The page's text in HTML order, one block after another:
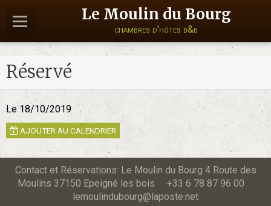
Le Moulin du Bourg
chambres d'hôtes b&b
Réservé
Le 18/10/2019
AJOUTER AU CALENDRIER
Contact et Réservations: Le Moulin du Bourg 4 Route des
Moulins 37150 Epeigné les bois +33 6 78 87 96 00
lemoulindubourg@laposte.net